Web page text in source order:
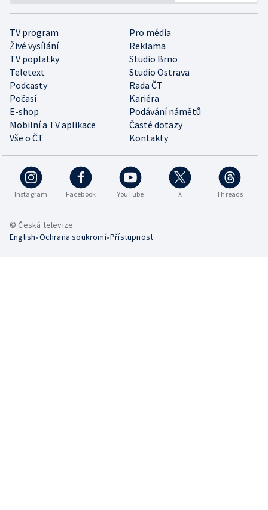
TV program
Pro média
Živé vysílání
Reklama
TV poplatky
Studio Brno
Teletext
Studio Ostrava
Podcasty
Rada ČT
Počasí
Kariéra
E-shop
Podávání námětů
Mobilní a TV aplikace
Časté dotazy
Vše o ČT
Kontakty
Instagram Facebook YouTube X Threads
© Česká televize
English•Ochrana soukromí•Přístupnost